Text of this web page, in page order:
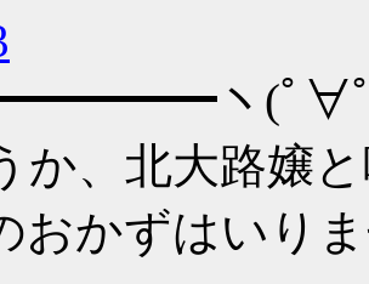
━━━━━ヽ(ﾟ∀
か、北大路嬢
おかずはいり